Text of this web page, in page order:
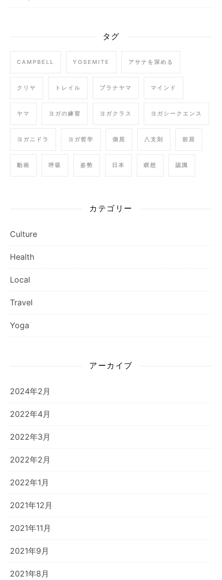
タグ
CAMPBELL YOSEMITE アサナを深める
クリヤ トレイル プラナヤマ マインド
ヤマ ヨガの練習 ヨガクラス ヨガシークエンス
ヨガニドラ ヨガ哲学 側屈 八支則 前屈
動画 呼吸 姿勢 日本 瞑想 認識
カテゴリー
Culture
Health
Local
Travel
Yoga
アーカイブ
2024年2月
2022年4月
2022年3月
2022年2月
2022年1月
2021年12月
2021年11月
2021年9月
2021年8月